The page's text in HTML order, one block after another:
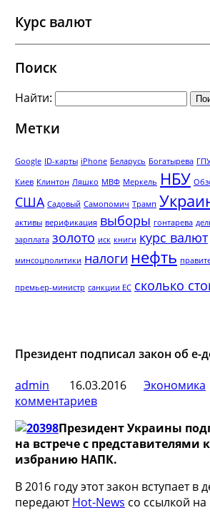
Курс валют
Поиск
Найти:
Метки
Google ID-карты iPhone Беларусь Богатырева
Киев Клинтон Ляшко МВФ Меркель НБУ
США Садовый Самопомич Трамп
активы верификация выборы гонтарева
зарплата золото иск книги курс валют
минсоцполитики налоги нефть
премьер-министр санкции ЕС сколько
Президент подписал закон об e-
admin
16.03.2016 Экономика
комментариев
Президент Украины
на встрече с представителями
избранию НАПК.
В 2016 году этот закон вступает в
передаютHot-News со ссылкой на